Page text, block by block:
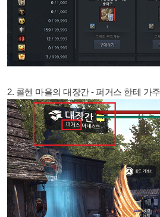
2. 콜헨 마을의 대장간 - 퍼거스 한테 가